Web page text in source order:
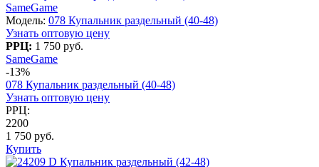
SameGame
Модель: 078 Купальник раздельный (40-48)
Узнать оптовую цену
РРЦ: 1 750 руб.
SameGame
-13%
078 Купальник раздельный (40-48)
Узнать оптовую цену
РРЦ:
2200
1 750 руб.
Купить